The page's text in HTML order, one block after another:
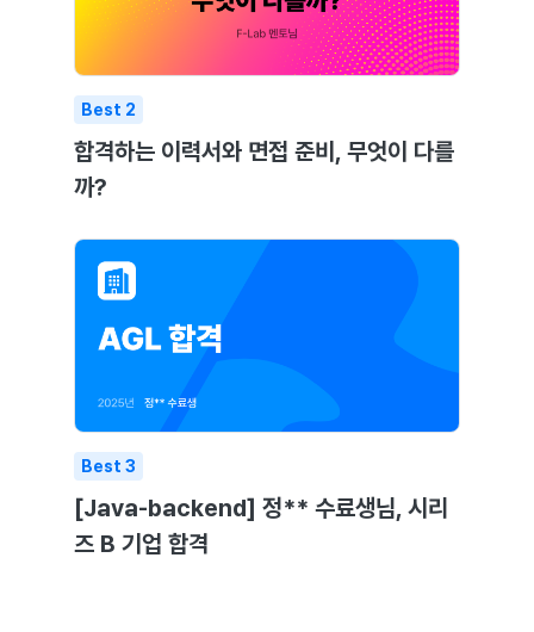
Best 2
합격하는 이력서와 면접 준비, 무엇이 다를
까?
Best 3
[Java-backend] 정** 수료생님, 시리
즈 B 기업 합격